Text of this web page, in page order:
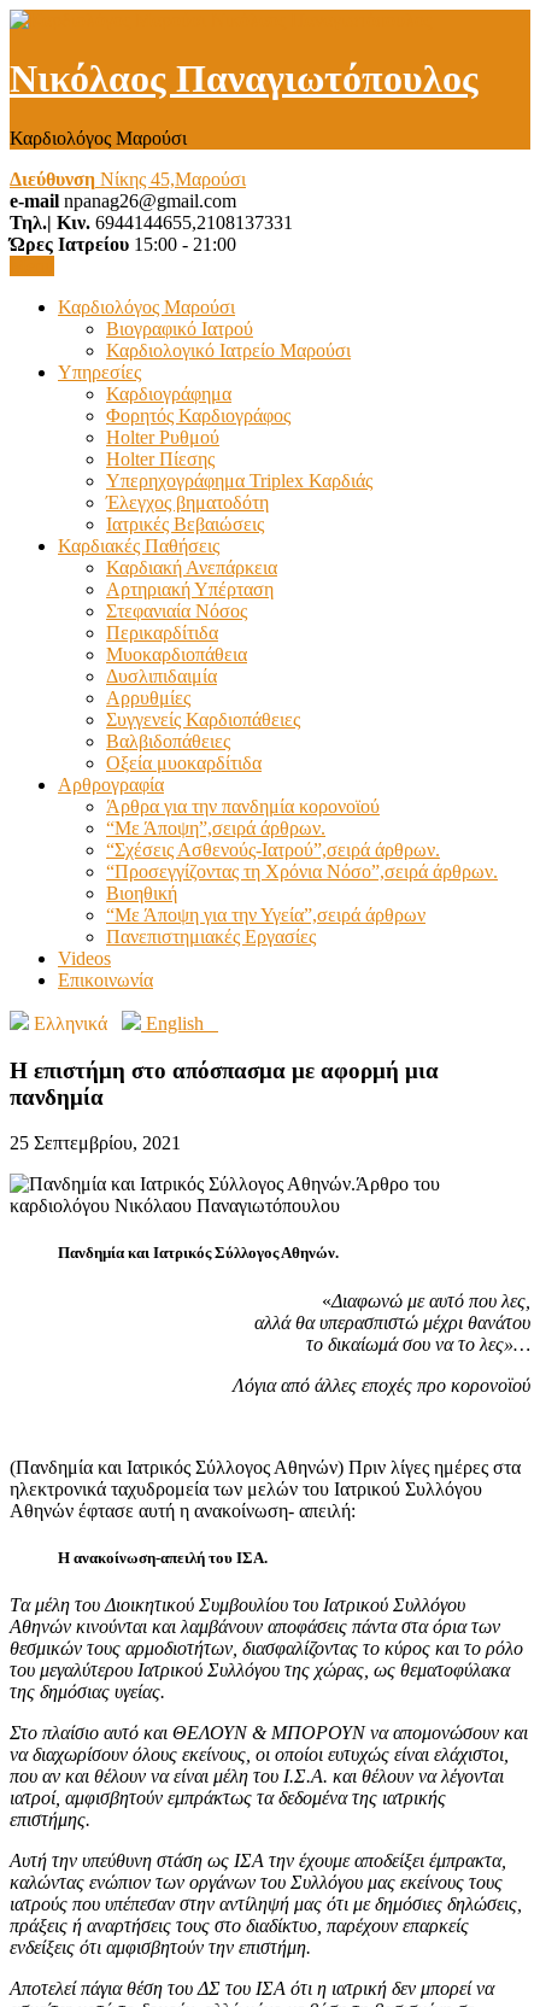
Νικόλαος Παναγιωτόπουλος
Καρδιολόγος Μαρούσι
Διεύθυνση Νίκης 45,Μαρούσι
e-mail npanag26@gmail.com
Τηλ.| Κιν. 6944144655,2108137331
Ώρες Ιατρείου 15:00 - 21:00
Καρδιολόγος Μαρούσι
Βιογραφικό Ιατρού
Καρδιολογικό Ιατρείο Μαρούσι
Υπηρεσίες
Καρδιογράφημα
Φορητός Καρδιογράφος
Holter Ρυθμού
Holter Πίεσης
Υπερηχογράφημα Triplex Καρδιάς
Έλεγχος βηματοδότη
Ιατρικές Βεβαιώσεις
Καρδιακές Παθήσεις
Καρδιακή Ανεπάρκεια
Αρτηριακή Υπέρταση
Στεφανιαία Νόσος
Περικαρδίτιδα
Μυοκαρδιοπάθεια
Δυσλιπιδαιμία
Αρρυθμίες
Συγγενείς Καρδιοπάθειες
Βαλβιδοπάθειες
Οξεία μυοκαρδίτιδα
Αρθρογραφία
Άρθρα για την πανδημία κορονοϊού
“Με Άποψη”,σειρά άρθρων.
“Σχέσεις Ασθενούς-Ιατρού”,σειρά άρθρων.
“Προσεγγίζοντας τη Χρόνια Νόσο”,σειρά άρθρων.
Βιοηθική
“Με Άποψη για την Υγεία”,σειρά άρθρων
Πανεπιστημιακές Εργασίες
Videos
Επικοινωνία
Ελληνικά English
Η επιστήμη στο απόσπασμα με αφορμή μια
πανδημία
25 Σεπτεμβρίου, 2021
Πανδημία και Ιατρικός Σύλλογος Αθηνών.
«Διαφωνώ με αυτό που λες,
αλλά θα υπερασπιστώ μέχρι θανάτου
το δικαίωμά σου να το λες»…
Λόγια από άλλες εποχές προ κορονοϊού
(Πανδημία και Ιατρικός Σύλλογος Αθηνών) Πριν λίγες ημέρες στα
ηλεκτρονικά ταχυδρομεία των μελών του Ιατρικού Συλλόγου
Αθηνών έφτασε αυτή η ανακοίνωση- απειλή:
Η ανακοίνωση-απειλή του ΙΣΑ.
Tα μέλη του Διοικητικού Συμβουλίου του Ιατρικού Συλλόγου
Αθηνών κινούνται και λαμβάνουν αποφάσεις πάντα στα όρια των
θεσμικών τους αρμοδιοτήτων, διασφαλίζοντας το κύρος και το ρόλο
του μεγαλύτερου Ιατρικού Συλλόγου της χώρας, ως θεματοφύλακα
της δημόσιας υγείας.
Στο πλαίσιο αυτό και ΘΕΛΟΥΝ & ΜΠΟΡΟΥΝ να απομονώσουν και
να διαχωρίσουν όλους εκείνους, οι οποίοι ευτυχώς είναι ελάχιστοι,
που αν και θέλουν να είναι μέλη του Ι.Σ.Α. και θέλουν να λέγονται
ιατροί, αμφισβητούν εμπράκτως τα δεδομένα της ιατρικής
επιστήμης.
Αυτή την υπεύθυνη στάση ως ΙΣΑ την έχουμε αποδείξει έμπρακτα,
καλώντας ενώπιον των οργάνων του Συλλόγου μας εκείνους τους
ιατρούς που υπέπεσαν στην αντίληψή μας ότι με δημόσιες δηλώσεις,
πράξεις ή αναρτήσεις τους στο διαδίκτυο, παρέχουν επαρκείς
ενδείξεις ότι αμφισβητούν την επιστήμη.
Αποτελεί πάγια θέση του ΔΣ του ΙΣΑ ότι η ιατρική δεν μπορεί να